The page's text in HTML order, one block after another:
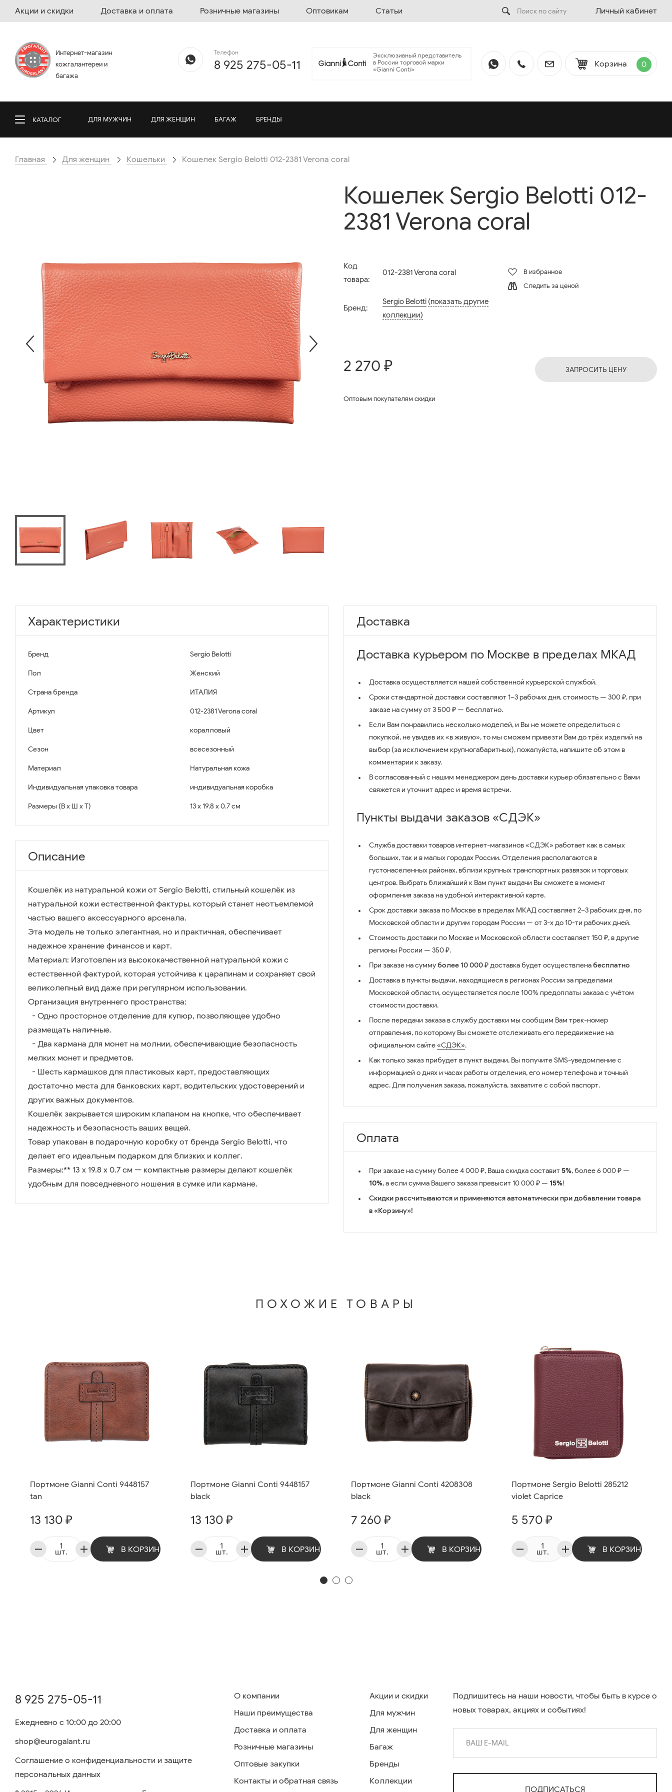
Акции и скидки Доставка и оплата Розничные магазины Оптовикам Статьи Личный кабинет
Интернет-магазин
кожгалантереи и
багажа
Телефон
8 925 275-05-11
Эксклюзивный представитель
в России торговой марки
«Gianni Conti»
Корзина 0
КАТАЛОГ ДЛЯ МУЖЧИН ДЛЯ ЖЕНЩИН БАГАЖ БРЕНДЫ
Главная Для женщин Кошельки Кошелек Sergio Belotti 012-2381 Verona coral
Кошелек Sergio Belotti 012-
2381 Verona coral
Код
товара:
012-2381 Verona coral
Бренд:
Sergio Belotti (показать другие
коллекции)
В избранное
Следить за ценой
2 270 ₽
Оптовым покупателям скидки
ЗАПРОСИТЬ ЦЕНУ
Характеристики
Бренд Sergio Belotti
Пол Женский
Страна бренда ИТАЛИЯ
Артикул 012-2381 Verona coral
Цвет коралловый
Сезон всесезонный
Материал Натуральная кожа
Индивидуальная упаковка товара индивидуальная коробка
Размеры (В x Ш x Т) 13 x 19.8 x 0.7 см
Описание
Кошелёк из натуральной кожи от Sergio Belotti, стильный кошелёк из
натуральной кожи естественной фактуры, который станет неотъемлемой
частью вашего аксессуарного арсенала.
Эта модель не только элегантная, но и практичная, обеспечивает
надежное хранение финансов и карт.
Материал: Изготовлен из высококачественной натуральной кожи с
естественной фактурой, которая устойчива к царапинам и сохраняет свой
великолепный вид даже при регулярном использовании.
Организация внутреннего пространства:
- Одно просторное отделение для купюр, позволяющее удобно
размещать наличные.
- Два кармана для монет на молнии, обеспечивающие безопасность
мелких монет и предметов.
- Шесть кармашков для пластиковых карт, предоставляющих
достаточно места для банковских карт, водительских удостоверений и
других важных документов.
Кошелёк закрывается широким клапаном на кнопке, что обеспечивает
надежность и безопасность ваших вещей.
Товар упакован в подарочную коробку от бренда Sergio Belotti, что
делает его идеальным подарком для близких и коллег.
Размеры:** 13 х 19.8 х 0.7 см — компактные размеры делают кошелёк
удобным для повседневного ношения в сумке или кармане.
Доставка
Доставка курьером по Москве в пределах МКАД
Доставка осуществляется нашей собственной курьерской службой.
Сроки стандартной доставки составляют 1–3 рабочих дня, стоимость — 300 ₽, при
заказе на сумму от 3 500 ₽ — бесплатно.
Если Вам понравились несколько моделей, и Вы не можете определиться с
покупкой, не увидев их «в живую», то мы сможем привезти Вам до трёх изделий на
выбор (за исключением крупногабаритных), пожалуйста, напишите об этом в
комментарии к заказу.
В согласованный с нашим менеджером день доставки курьер обязательно с Вами
свяжется и уточнит адрес и время встречи.
Пункты выдачи заказов «СДЭК»
Служба доставки товаров интернет-магазинов «СДЭК» работает как в самых
больших, так и в малых городах России. Отделения располагаются в
густонаселенных районах, вблизи крупных транспортных развязок и торговых
центров. Выбрать ближайший к Вам пункт выдачи Вы сможете в момент
оформления заказа на удобной интерактивной карте.
Срок доставки заказа по Москве в пределах МКАД составляет 2–3 рабочих дня, по
Московской области и другим городам России — от 3-х до 10-ти рабочих дней.
Стоимость доставки по Москве и Московской области составляет 150 ₽, в другие
регионы России — 350 ₽.
При заказе на суммуболее 10 000 ₽доставка будет осуществленабесплатно
Доставка в пункты выдачи, находящиеся в регионах России за пределами
Московской области, осуществляется после 100% предоплаты заказа с учётом
стоимости доставки.
После передачи заказа в службу доставки мы сообщим Вам трек-номер
отправления, по которому Вы сможете отслеживать его передвижение на
официальном сайте«СДЭК».
Как только заказ прибудет в пункт выдачи, Вы получите SMS-уведомление с
информацией о днях и часах работы отделения, его номер телефона и точный
адрес. Для получения заказа, пожалуйста, захватите с собой паспорт.
Оплата
При заказе на сумму более 4 000 ₽, Ваша скидка составит5%, более 6 000 ₽ —
10%, а если сумма Вашего заказа превысит 10 000 ₽ — 15%!
Скидки рассчитываются и применяются автоматически при добавлении товара
в «Корзину»!
ПОХОЖИЕ ТОВАРЫ
Портмоне Gianni Conti 9448157
tan
13 130 ₽
шт. В КОРЗИНУ
Портмоне Gianni Conti 9448157
black
13 130 ₽
шт. В КОРЗИНУ
Портмоне Gianni Conti 4208308
black
7 260 ₽
шт. В КОРЗИНУ
Портмоне Sergio Belotti 285212
violet Caprice
5 570 ₽
шт. В КОРЗИНУ
8 925 275-05-11
Ежедневно с 10:00 до 20:00
shop@eurogalant.ru
Соглашение о конфиденциальности и защите
персональных данных
О компании
Наши преимущества
Доставка и оплата
Розничные магазины
Оптовые закупки
Контакты и обратная связь
Акции и скидки
Для мужчин
Для женщин
Багаж
Бренды
Коллекции
Подпишитесь на наши новости, чтобы быть в курсе о
новых товарах, акциях и событиях!